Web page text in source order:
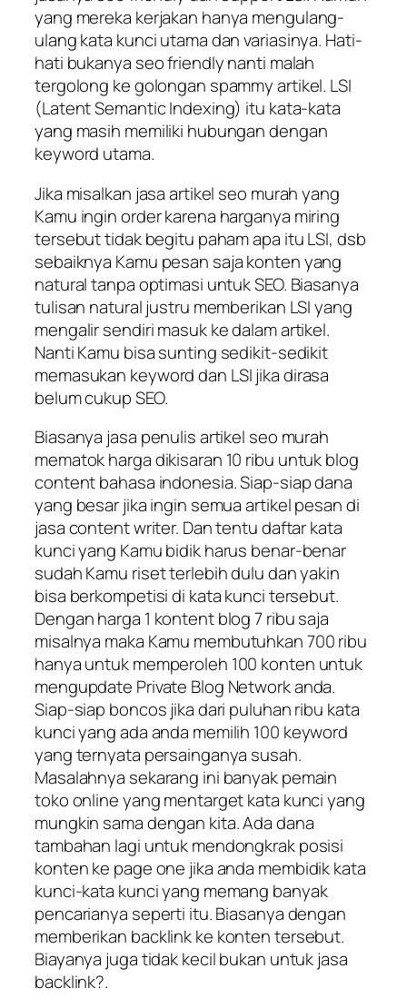
yang mereka kerjakan hanya mengulang-
ulang kata kunci utama dan variasinya. Hati-
hati bukanya seo friendly nanti malah
tergolong ke golongan spammy artikel. LSI
(Latent Semantic Indexing) itu kata-kata
yang masih memiliki hubungan dengan
keyword utama.
Jika misalkan jasa artikel seo murah yang
Kamu ingin order karena harganya miring
tersebut tidak begitu paham apa itu LSI, dsb
sebaiknya Kamu pesan saja konten yang
natural tanpa optimasi untuk SEO. Biasanya
tulisan natural justru memberikan LSI yang
mengalir sendiri masuk ke dalam artikel.
Nanti Kamu bisa sunting sedikit-sedikit
memasukan keyword dan LSI jika dirasa
belum cukup SEO.
Biasanya jasa penulis artikel seo murah
mematok harga dikisaran 10 ribu untuk blog
content bahasa indonesia. Siap-siap dana
yang besar jika ingin semua artikel pesan di
jasa content writer. Dan tentu daftar kata
kunci yang Kamu bidik harus benar-benar
sudah Kamu riset terlebih dulu dan yakin
bisa berkompetisi di kata kunci tersebut.
Dengan harga 1 kontent blog 7 ribu saja
misalnya maka Kamu membutuhkan 700 ribu
hanya untuk memperoleh 100 konten untuk
mengupdate Private Blog Network anda.
Siap-siap boncos jika dari puluhan ribu kata
kunci yang ada anda memilih 100 keyword
yang ternyata persainganya susah.
Masalahnya sekarang ini banyak pemain
toko online yang mentarget kata kunci yang
mungkin sama dengan kita. Ada dana
tambahan lagi untuk mendongkrak posisi
konten ke page one jika anda membidik kata
kunci-kata kunci yang memang banyak
pencarianya seperti itu. Biasanya dengan
memberikan backlink ke konten tersebut.
Biayanya juga tidak kecil bukan untuk jasa
backlink?.